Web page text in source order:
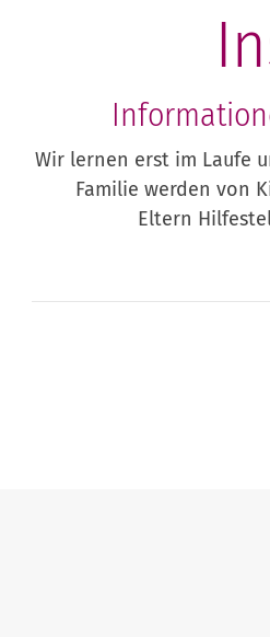
Wir lernen erst im Laufe
Familie werden von
Eltern